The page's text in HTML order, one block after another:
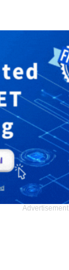
Advertisement